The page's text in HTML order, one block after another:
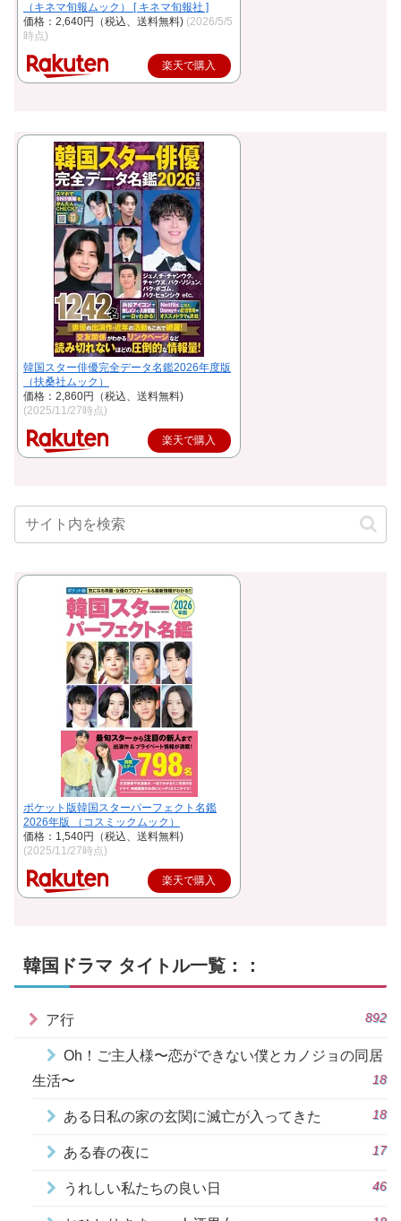
（キネマ旬報ムック） [ キネマ旬報社 ]
価格：2,640円（税込、送料無料) (2026/5/5
時点)
楽天で購入
韓国スター俳優完全データ名鑑2026年度版
（扶桑社ムック）
価格：2,860円（税込、送料無料)
(2025/11/27時点)
楽天で購入
ポケット版韓国スターパーフェクト名鑑
2026年版 （コスミックムック）
価格：1,540円（税込、送料無料)
(2025/11/27時点)
楽天で購入
韓国ドラマ タイトル一覧：：
ア行 892
Oh！ご主人様〜恋ができない僕とカノジョの同居
生活〜
18
ある日私の家の玄関に滅亡が入ってきた 18
ある春の夜に 17
うれしい私たちの良い日 46